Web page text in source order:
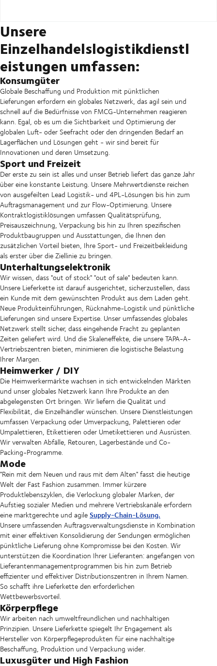
Unsere
Einzelhandelslogistikdienstl
eistungen umfassen:
Konsumgüter
Globale Beschaffung und Produktion mit pünktlichen
Lieferungen erfordern ein globales Netzwerk, das agil sein und
schnell auf die Bedürfnisse von FMCG-Unternehmen reagieren
kann. Egal, ob es um die Sichtbarkeit und Optimierung der
globalen Luft- oder Seefracht oder den dringenden Bedarf an
Lagerflächen und Lösungen geht - wir sind bereit für
Innovationen und deren Umsetzung.
Sport und Freizeit
Der erste zu sein ist alles und unser Betrieb liefert das ganze Jahr
über eine konstante Leistung. Unsere Mehrwertdienste reichen
von ausgefeilten Lead Logistik- und 4PL-Lösungen bis hin zum
Auftragsmanagement und zur Flow-Optimierung. Unsere
Kontraktlogistiklösungen umfassen Qualitätsprüfung,
Preisauszeichnung, Verpackung bis hin zu Ihren spezifischen
Produktbaugruppen und Ausstattungen, die Ihnen den
zusätzlichen Vorteil bieten, Ihre Sport- und Freizeitbekleidung
als erster über die Ziellinie zu bringen.
Unterhaltungselektronik
Wir wissen, dass "out of stock" "out of sale" bedeuten kann.
Unsere Lieferkette ist darauf ausgerichtet, sicherzustellen, dass
ein Kunde mit dem gewünschten Produkt aus dem Laden geht.
Neue Produkteinführungen, Rücknahme-Logistik und pünktliche
Lieferungen sind unsere Expertise. Unser umfassendes globales
Netzwerk stellt sicher, dass eingehende Fracht zu geplanten
Zeiten geliefert wird. Und die Skaleneffekte, die unsere TAPA-A-
Vertriebszentren bieten, minimieren die logistische Belastung
Ihrer Margen.
Heimwerker / DIY
Die Heimwerkermärkte wachsen in sich entwickelnden Märkten
und unser globales Netzwerk kann Ihre Produkte an den
abgelegensten Ort bringen. Wir liefern die Qualität und
Flexibilität, die Einzelhändler wünschen. Unsere Dienstleistungen
umfassen Verpackung oder Umverpackung, Palettieren oder
Umpalettieren, Etikettieren oder Umetikettieren und Ausrüsten.
Wir verwalten Abfälle, Retouren, Lagerbestände und Co-
Packing-Programme.
Mode
"Rein mit dem Neuen und raus mit dem Alten" fasst die heutige
Welt der Fast Fashion zusammen. Immer kürzere
Produktlebenszyklen, die Verlockung globaler Marken, der
Aufstieg sozialer Medien und mehrere Vertriebskanäle erfordern
eine marktgerechte und agileSupply-Chain-Lösung.
Unsere umfassenden Auftragsverwaltungsdienste in Kombination
mit einer effektiven Konsolidierung der Sendungen ermöglichen
pünktliche Lieferung ohne Kompromisse bei den Kosten. Wir
unterstützen die Koordination Ihrer Lieferanten: angefangen von
Lieferantenmanagementprogrammen bis hin zum Betrieb
effizienter und effektiver Distributionszentren in Ihrem Namen.
So schafft ihre Lieferkette den erforderlichen
Wettbewerbsvorteil.
Körperpflege
Wir arbeiten nach umweltfreundlichen und nachhaltigen
Prinzipien. Unsere Lieferkette spiegelt Ihr Engagement als
Hersteller von Körperpflegeprodukten für eine nachhaltige
Beschaffung, Produktion und Verpackung wider.
Luxusgüter und High Fashion